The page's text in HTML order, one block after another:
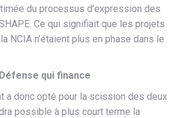
du processus d’expression des
Ce qui signifiait que les projets
NCIA n’étaient plus en phase dans le
qui finance
a donc opté pour la scission des deux
possible à plus court terme la